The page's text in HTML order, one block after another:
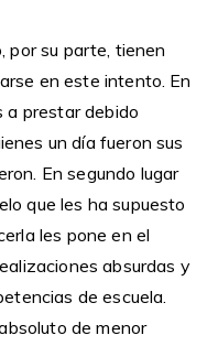
por su parte, tienen
en este intento. En
a prestar debido
un día fueron sus
En segundo lugar
que les ha supuesto
les pone en el
absurdas y
de escuela.
de menor